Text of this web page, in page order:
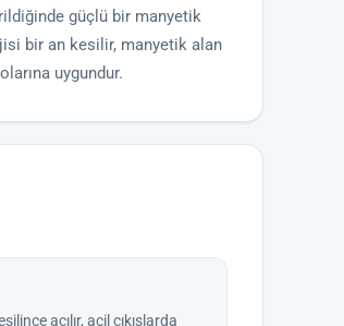
güçlü bir manyetik
bir an kesilir, manyetik alan
uygundur.
açılır, acil çıkışlarda